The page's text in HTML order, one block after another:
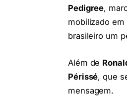
Pedigree,
mobilizado
brasileiro um
Além de
Périssé, que
mensagem.